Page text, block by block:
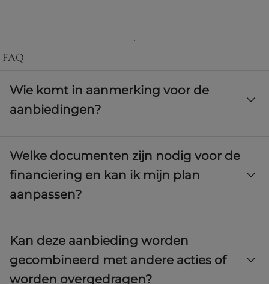
FAQ
Wie komt in aanmerking voor de
aanbiedingen?
aanbieding, zie de wettelijke voorwaarden.
Welke documenten zijn nodig voor de
financiering en kan ik mijn plan
aanpassen?
om de haalbaarheid van de operatie te beoordelen. Ja, het
verkooppunt zal opties aanbieden die zijn aangepast aan uw
behoeften.
Kan deze aanbieding worden
gecombineerd met andere acties of
worden overgedragen?